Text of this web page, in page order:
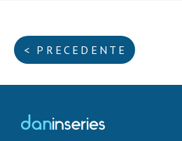
< PRECEDENTE